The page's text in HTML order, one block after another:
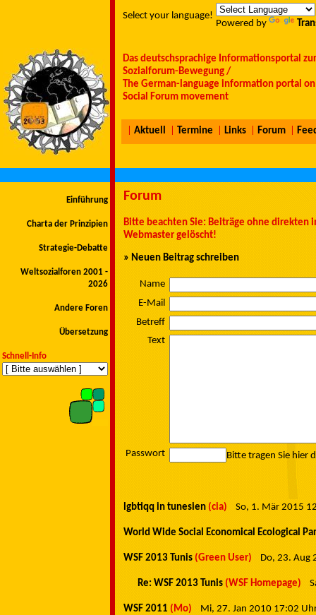
Select your language!
Powered by
Das deutschsprachige Informationsportal
Sozialforum-Bewegung /
The German-language information portal
Social Forum movement
Aktuell Termine Links Forum
Einführung
Charta der Prinzipien
Strategie-Debatte
Weltsozialforen 2001 -
2026
Andere Foren
Übersetzung
Schnell-Info
Forum
Bitte beachten Sie: Beiträge ohne direkten
Webmaster gelöscht!
» Neuen Beitrag schreiben
Name
E-Mail
Betreff
Text
Passwort Bitte tragen Sie hier
lgbtiqq in tunesien (cia) So, 1. Mär 2015
World Wide Social Economical Ecological
WSF 2013 Tunis (Green User) Do, 23.
Re: WSF 2013 Tunis (WSF Homepage)
WSF 2011 (Mo) Mi, 27. Jan 2010 17:02